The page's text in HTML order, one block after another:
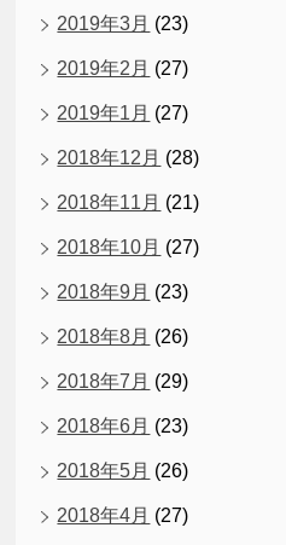
2019年3月 (23)
2019年2月 (27)
2019年1月 (27)
2018年12月 (28)
2018年11月 (21)
2018年10月 (27)
2018年9月 (23)
2018年8月 (26)
2018年7月 (29)
2018年6月 (23)
2018年5月 (26)
2018年4月 (27)